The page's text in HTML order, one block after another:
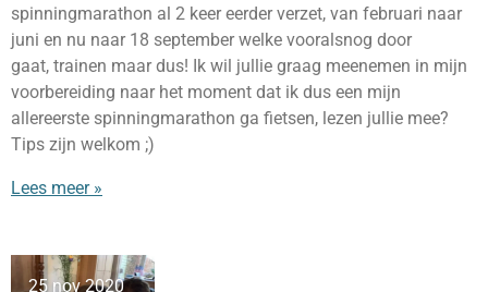
spinningmarathon al 2 keer eerder verzet, van februari naar
juni en nu naar 18 september welke vooralsnog door
gaat, trainen maar dus! Ik wil jullie graag meenemen in mijn
voorbereiding naar het moment dat ik dus een mijn
allereerste spinningmarathon ga fietsen, lezen jullie mee?
Tips zijn welkom ;)
Lees meer »
25 nov 2020